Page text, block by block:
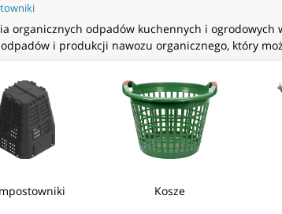
organicznych odpadów kuchennych i
i produkcji nawozu organicznego, który
Kosze